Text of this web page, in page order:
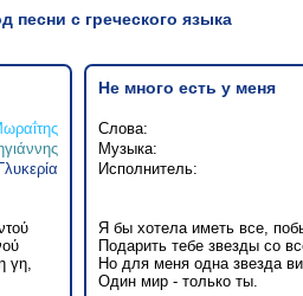
песни с греческого языка
Γλυκερία
γη,
Не много есть у меня
Слова:
Музыка:
Исполнитель:
Я бы хотела иметь все,
Подарить тебе звезды со
Но для меня одна звезда
Один мир - только ты.